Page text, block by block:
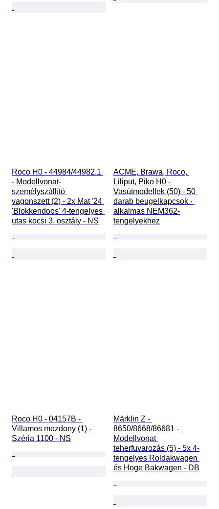
Roco H0 - 44984/44982.1
- Modellvonat-
személyszállító
vagonszett (2) - 2x Mat '24
'Blokkendoos' 4-tengelyes
utas kocsi 3. osztály - NS
ACME, Brawa, Roco,
Liliput, Piko H0 -
Vasútmodellek (50) - 50
darab beugelkapcsok ·
alkalmas NEM362-
tengelyekhez
Roco H0 - 04157B -
Villamos mozdony (1) -
Széria 1100 - NS
Märklin Z -
8650/8668/86681 -
Modellvonat
teherfuvarozás (5) - 5x 4-
tengelyes Roldakwagen
és Hoge Bakwagen - DB